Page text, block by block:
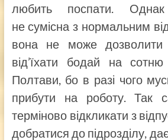
любить поспати.
не сумісна з нормальним
вона не може дозволити
від’їхати бодай на сотню
Полтави, бо в разі чого
прибути на роботу. Так
терміново відкликати з
добратися до підрозділу,